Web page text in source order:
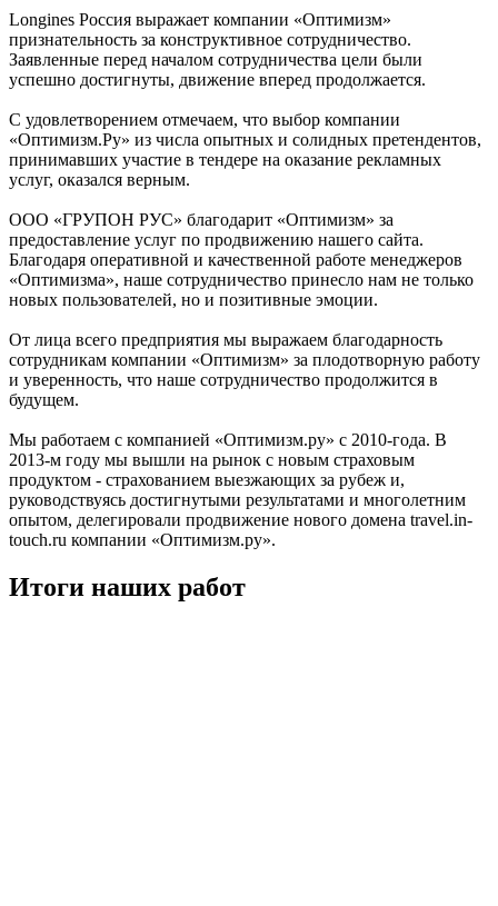
Longines Россия выражает компании «Оптимизм»
признательность за конструктивное сотрудничество.
Заявленные перед началом сотрудничества цели были
успешно достигнуты, движение вперед продолжается.
С удовлетворением отмечаем, что выбор компании
«Оптимизм.Ру» из числа опытных и солидных претендентов,
принимавших участие в тендере на оказание рекламных
услуг, оказался верным.
ООО «ГРУПОН РУС» благодарит «Оптимизм» за
предоставление услуг по продвижению нашего сайта.
Благодаря оперативной и качественной работе менеджеров
«Оптимизма», наше сотрудничество принесло нам не только
новых пользователей, но и позитивные эмоции.
От лица всего предприятия мы выражаем благодарность
сотрудникам компании «Оптимизм» за плодотворную работу
и уверенность, что наше сотрудничество продолжится в
будущем.
Мы работаем с компанией «Оптимизм.ру» с 2010-года. В
2013-м году мы вышли на рынок с новым страховым
продуктом - страхованием выезжающих за рубеж и,
руководствуясь достигнутыми результатами и многолетним
опытом, делегировали продвижение нового домена travel.in-
touch.ru компании «Оптимизм.ру».
Итоги наших работ